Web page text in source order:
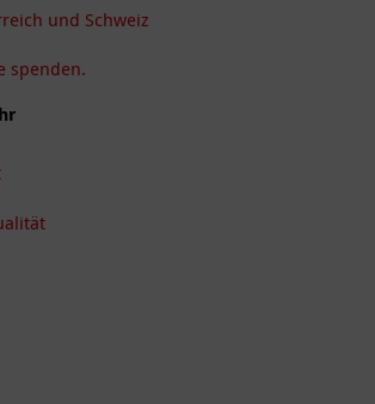
und Schweiz
spenden.